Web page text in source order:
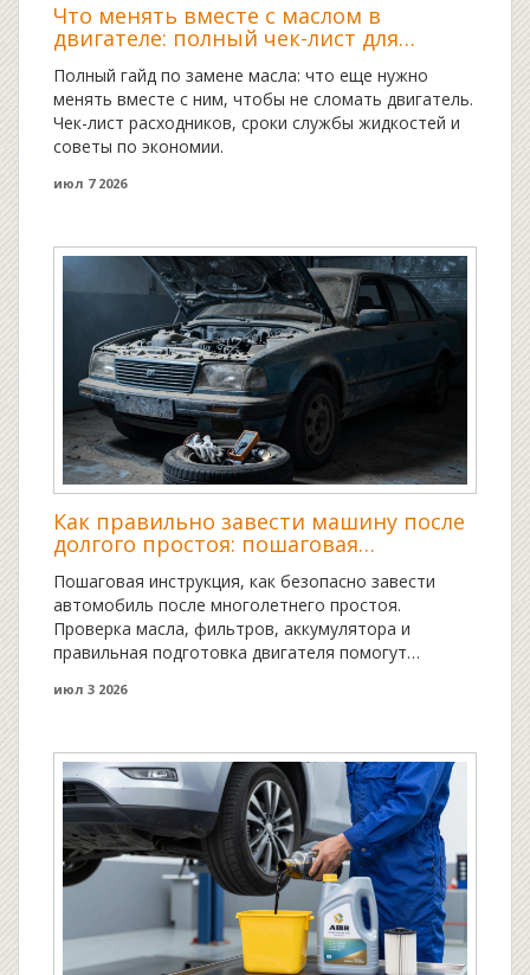
Что менять вместе с маслом в
двигателе: полный чек-лист для
автовладельца
Полный гайд по замене масла: что еще нужно
менять вместе с ним, чтобы не сломать двигатель.
Чек-лист расходников, сроки службы жидкостей и
советы по экономии.
июл 7 2026
Как правильно завести машину после
долгого простоя: пошаговая
инструкция для сохранения двигателя
Пошаговая инструкция, как безопасно завести
автомобиль после многолетнего простоя.
Проверка масла, фильтров, аккумулятора и
правильная подготовка двигателя помогут
июл 3 2026